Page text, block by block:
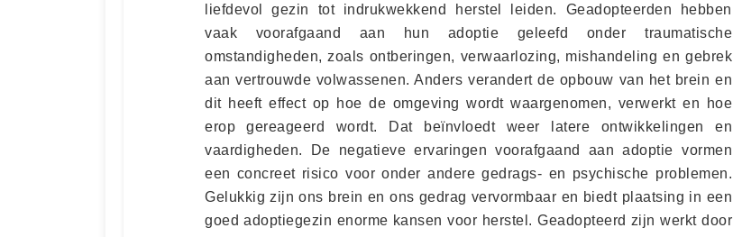
liefdevol gezin tot indrukwekkend herstel leiden. Geadopteerden hebben
vaak voorafgaand aan hun adoptie geleefd onder traumatische
omstandigheden, zoals ontberingen, verwaarlozing, mishandeling en gebrek
aan vertrouwde volwassenen. Anders verandert de opbouw van het brein en
dit heeft effect op hoe de omgeving wordt waargenomen, verwerkt en hoe
erop gereageerd wordt. Dat beïnvloedt weer latere ontwikkelingen en
vaardigheden. De negatieve ervaringen voorafgaand aan adoptie vormen
een concreet risico voor onder andere gedrags- en psychische problemen.
Gelukkig zijn ons brein en ons gedrag vervormbaar en biedt plaatsing in een
goed adoptiegezin enorme kansen voor herstel. Geadopteerd zijn werkt door